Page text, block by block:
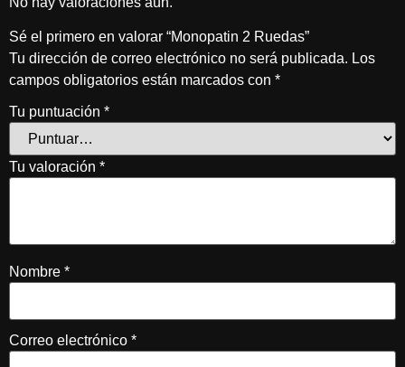
Sé el primero en valorar “Monopatin 2 Ruedas”
Tu dirección de correo electrónico no será publicada. Los
campos obligatorios están marcados con *
Tu puntuación *
Tu valoración *
Nombre *
Correo electrónico *